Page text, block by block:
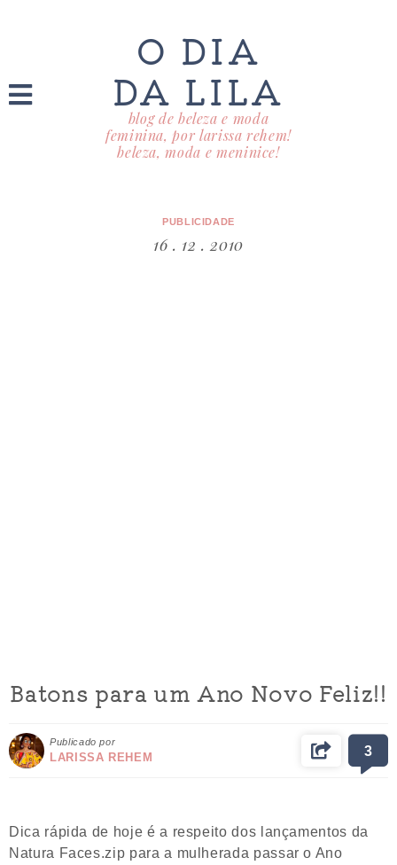
O DIA
DA LILA
blog de beleza e moda
feminina, por larissa rehem!
beleza, moda e meninice!
PUBLICIDADE
16 . 12 . 2010
Batons para um Ano Novo Feliz!!
Publicado por
LARISSA REHEM 3
Dica rápida de hoje é a respeito dos lançamentos da
Natura Faces.zip para a mulherada passar o Ano